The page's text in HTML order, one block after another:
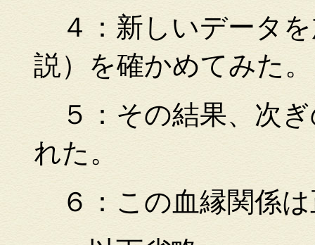
４：新しいデータ
説）を確かめてみた。
５：その結果、次
れた。
６：この血縁関係